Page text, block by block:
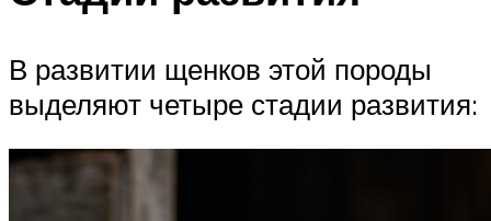
В развитии щенков этой породы
выделяют четыре стадии развития: